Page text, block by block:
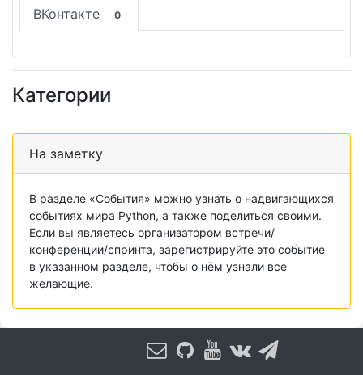
ВКонтакте 0
Категории
На заметку
В разделе «События» можно узнать о надвигающихся
событиях мира Python, а также поделиться своими.
Если вы являетесь организатором встречи/
конференции/спринта, зарегистрируйте это событие
в указанном разделе, чтобы о нём узнали все
желающие.